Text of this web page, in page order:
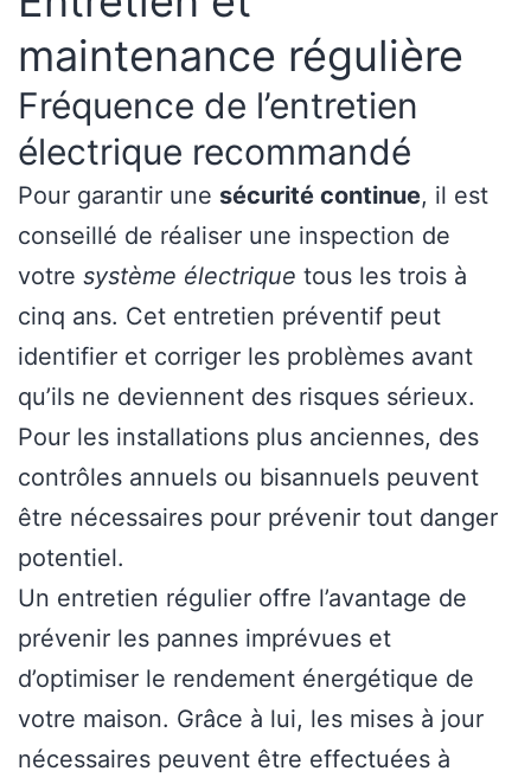
maintenance régulière
Fréquence de l’entretien
électrique recommandé
Pour garantir une sécurité continue, il est
conseillé de réaliser une inspection de
votre système électrique tous les trois à
cinq ans. Cet entretien préventif peut
identifier et corriger les problèmes avant
qu’ils ne deviennent des risques sérieux.
Pour les installations plus anciennes, des
contrôles annuels ou bisannuels peuvent
être nécessaires pour prévenir tout danger
potentiel.
Un entretien régulier offre l’avantage de
prévenir les pannes imprévues et
d’optimiser le rendement énergétique de
votre maison. Grâce à lui, les mises à jour
nécessaires peuvent être effectuées à